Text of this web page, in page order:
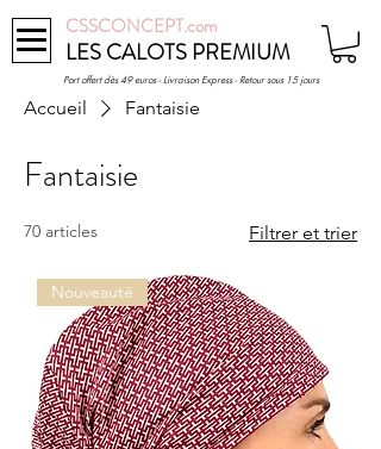
CSSCONCEPT.com
LES CALOTS PREMIUM
Port offert dès 49 euros - Livraison Express - Retour sous 15 jours
Accueil Fantaisie
Fantaisie
70 articles Filtrer et trier
Nouveauté